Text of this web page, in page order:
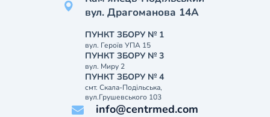
вул. Драгоманова 14А
ПУНКТ ЗБОРУ № 1
вул. Героїв УПА 15
ПУНКТ ЗБОРУ № 3
вул. Миру 2
ПУНКТ ЗБОРУ № 4
смт. Скала-Подільська,
вул.Грушевського 103
info@centrmed.com